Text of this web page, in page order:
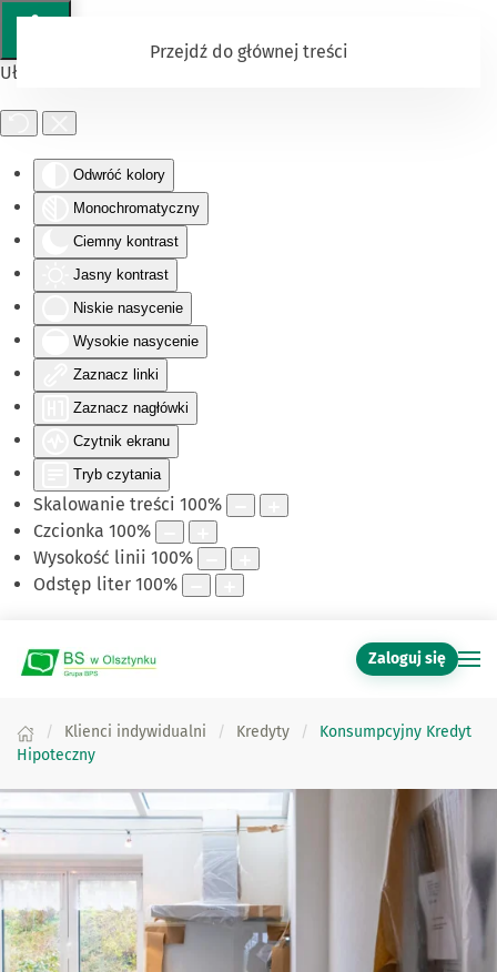
Ułatwienia dostępu
Odwróć kolory
Monochromatyczny
Ciemny kontrast
Jasny kontrast
Niskie nasycenie
Wysokie nasycenie
Zaznacz linki
Zaznacz nagłówki
Czytnik ekranu
Tryb czytania
Skalowanie treści 100%
Czcionka 100%
Wysokość linii 100%
Odstęp liter 100%
Przejdź do głównej treści
Zaloguj się
Klienci indywidualni Kredyty
Konsumpcyjny Kredyt
Hipoteczny